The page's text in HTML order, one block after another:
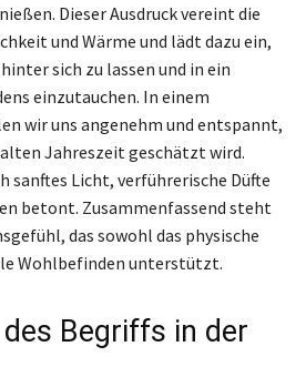
Dieser Ausdruck vereint die
und Wärme und lädt dazu ein,
sich zu lassen und in ein
einzutauchen. In einem
wir uns angenehm und entspannt,
Jahreszeit geschätzt wird.
sanftes Licht, verführerische Düfte
betont. Zusammenfassend steht
das sowohl das physische
Wohlbefinden unterstützt.
Begriffs in der